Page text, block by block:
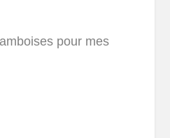
pour mes